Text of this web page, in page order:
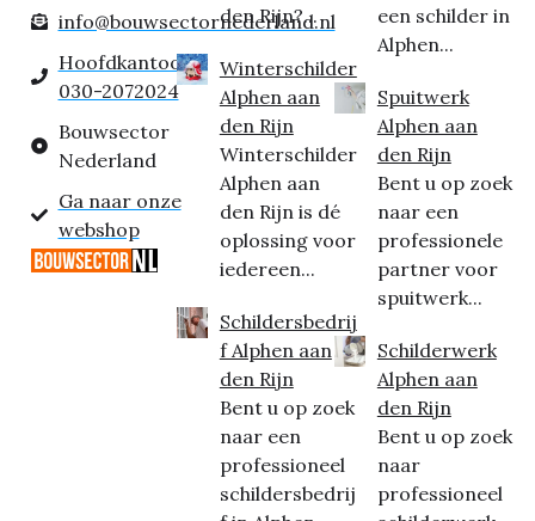
info@bouwsectornederland.nl
Hoofdkantoor:
030-2072024
Bouwsector
Nederland
Ga naar onze
webshop
den Rijn?...
Winterschilder
Alphen aan
den Rijn
Winterschilder
Alphen aan
den Rijn is dé
oplossing voor
iedereen...
Schildersbedrij
f Alphen aan
den Rijn
Bent u op zoek
naar een
professioneel
schildersbedrij
een schilder in
Alphen...
Spuitwerk
Alphen aan
den Rijn
Bent u op zoek
naar een
professionele
partner voor
spuitwerk...
Schilderwerk
Alphen aan
den Rijn
Bent u op zoek
naar
professioneel